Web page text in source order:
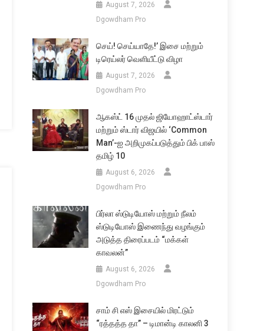
August 7, 2026
Dgowdham Pro
செய்! செய்யாதே!’ இசை மற்றும்
டிரெய்லர் வெளியீட்டு விழா
August 7, 2026
Dgowdham Pro
ஆகஸ்ட் 16 முதல் ஜியோஹாட்ஸ்டார்
மற்றும் ஸ்டார் விஜயில் ‘Common
Man’-ஐ அறிமுகப்படுத்தும் பிக் பாஸ்
தமிழ் 10
August 6, 2026
Dgowdham Pro
பிர்லா ஸ்டுடியோஸ் மற்றும் நீலம்
ஸ்டுடியோஸ் இணைந்து வழங்கும்
அடுத்த திரைப்படம் “மக்கள்
காவலன்”
August 6, 2026
Dgowdham Pro
சாம் சி எஸ் இசையில் மிரட்டும்
“ரத்தத்த தா” – டிமான்டி காலனி 3